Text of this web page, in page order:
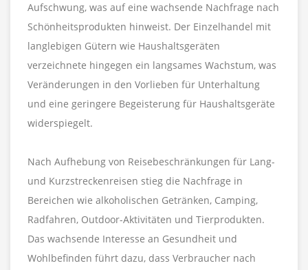
Aufschwung, was auf eine wachsende Nachfrage nach
Schönheitsprodukten hinweist. Der Einzelhandel mit
langlebigen Gütern wie Haushaltsgeräten
verzeichnete hingegen ein langsames Wachstum, was
Veränderungen in den Vorlieben für Unterhaltung
und eine geringere Begeisterung für Haushaltsgeräte
widerspiegelt.
Nach Aufhebung von Reisebeschränkungen für Lang-
und Kurzstreckenreisen stieg die Nachfrage in
Bereichen wie alkoholischen Getränken, Camping,
Radfahren, Outdoor-Aktivitäten und Tierprodukten.
Das wachsende Interesse an Gesundheit und
Wohlbefinden führt dazu, dass Verbraucher nach